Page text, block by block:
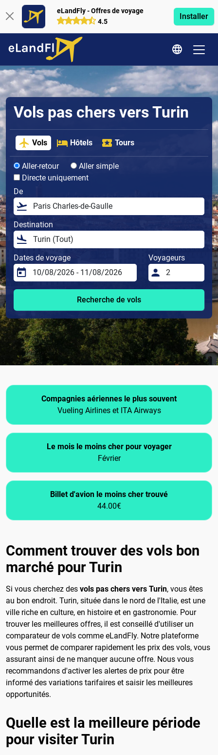
eLandFly - Offres de voyage
4.5
Installer
Vols pas chers vers Turin
Vols Hôtels Tours
Aller-retour
Aller simple
Directe uniquement
De
Destination
Dates de voyage Voyageurs
Recherche de vols
Compagnies aériennes le plus souvent
Vueling Airlines et ITA Airways
Le mois le moins cher pour voyager
Février
Billet d'avion le moins cher trouvé
44.00€
Comment trouver des vols bon
marché pour Turin
Si vous cherchez des vols pas chers vers Turin, vous êtes
au bon endroit. Turin, située dans le nord de l'Italie, est une
ville riche en culture, en histoire et en gastronomie. Pour
trouver les meilleures offres, il est conseillé d'utiliser un
comparateur de vols comme eLandFly. Notre plateforme
vous permet de comparer rapidement les prix des vols, vous
assurant ainsi de ne manquer aucune offre. Nous vous
recommandons d'activer les alertes de prix pour être
informé des variations tarifaires et saisir les meilleures
opportunités.
Quelle est la meilleure période
pour visiter Turin